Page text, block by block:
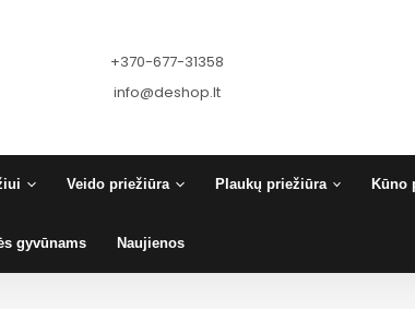
+370-677-31358
info@deshop.lt
Veido priežiūra Plaukų priežiūra Kūno
gyvūnams Naujienos